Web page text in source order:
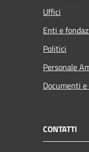
Uffici
Enti e
Politici
Personale
Documenti
CONTATTI